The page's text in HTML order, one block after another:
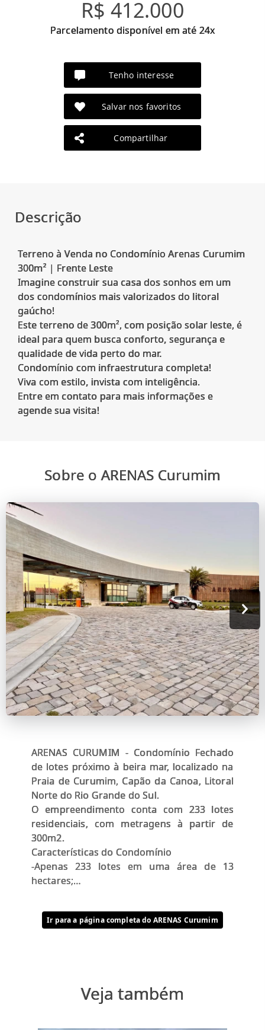
R$ 412.000
Parcelamento disponível em até 24x
Tenho interesse
Salvar nos favoritos
Compartilhar
Descrição
Terreno à Venda no Condomínio Arenas Curumim
300m² | Frente Leste
Imagine construir sua casa dos sonhos em um
dos condomínios mais valorizados do litoral
gaúcho!
Este terreno de 300m², com posição solar leste, é
ideal para quem busca conforto, segurança e
qualidade de vida perto do mar.
Condomínio com infraestrutura completa!
Viva com estilo, invista com inteligência.
Entre em contato para mais informações e
agende sua visita!
Sobre o ARENAS Curumim
ARENAS CURUMIM - Condomínio Fechado
de lotes próximo à beira mar, localizado na
Praia de Curumim, Capão da Canoa, Litoral
Norte do Rio Grande do Sul.
O empreendimento conta com 233 lotes
residenciais, com metragens à partir de
300m2.
Características do Condomínio
-Apenas 233 lotes em uma área de 13
hectares;
-Administração;
-Serviço de apoio;
-Espaço gourmet com churrasqueira;
Ir para a página completa do ARENAS Curumim
Veja também